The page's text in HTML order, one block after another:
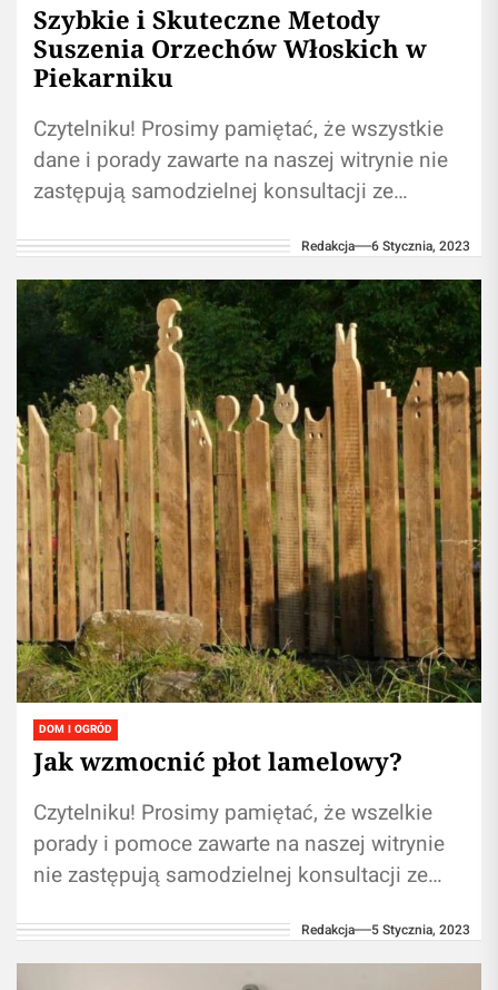
Szybkie i Skuteczne Metody
Suszenia Orzechów Włoskich w
Piekarniku
Czytelniku! Prosimy pamiętać, że wszystkie
dane i porady zawarte na naszej witrynie nie
zastępują samodzielnej konsultacji ze
informacji umieszczonych na naszym blogu...
Redakcja 6 Stycznia, 2023
DOM I OGRÓD
Jak wzmocnić płot lamelowy?
Czytelniku! Prosimy pamiętać, że wszelkie
porady i pomoce zawarte na naszej witrynie
nie zastępują samodzielnej konsultacji ze
informacji umieszczonych na naszym blogu
w...
Redakcja 5 Stycznia, 2023